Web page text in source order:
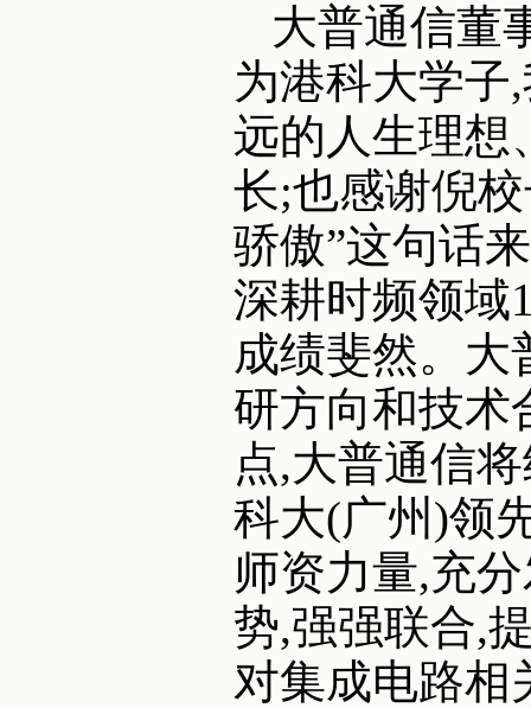
大普通信董
为港科大学子
远的人生理想
长;也感谢倪
骄傲”这句话
深耕时频领域
成绩斐然。大
研方向和技术
点,大普通信
科大(广州)领
师资力量,充
势,强强联合,
对集成电路相